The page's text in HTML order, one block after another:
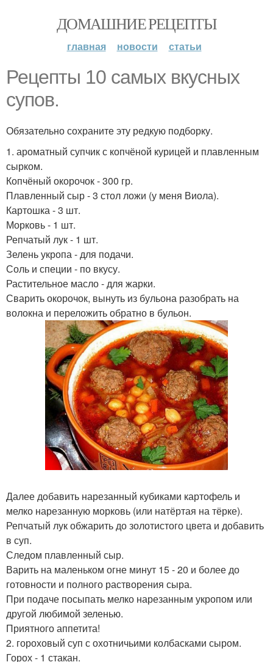
ДОМАШНИЕ РЕЦЕПТЫ
главная новости статьи
Рецепты 10 самых вкусных
супов.
Обязательно сохраните эту редкую подборку.
1. ароматный супчик с копчёной курицей и плавленным
сырком.
Копчёный окорочок - 300 гр.
Плавленный сыр - 3 стол ложи (у меня Виола).
Картошка - 3 шт.
Морковь - 1 шт.
Репчатый лук - 1 шт.
Зелень укропа - для подачи.
Соль и специи - по вкусу.
Растительное масло - для жарки.
Сварить окорочок, вынуть из бульона разобрать на
волокна и переложить обратно в бульон.
Далее добавить нарезанный кубиками картофель и
мелко нарезанную морковь (или натёртая на тёрке).
Репчатый лук обжарить до золотистого цвета и добавить
в суп.
Следом плавленный сыр.
Варить на маленьком огне минут 15 - 20 и более до
готовности и полного растворения сыра.
При подаче посыпать мелко нарезанным укропом или
другой любимой зеленью.
Приятного аппетита!
2. гороховый суп с охотничьими колбасками сыром.
Горох - 1 стакан.